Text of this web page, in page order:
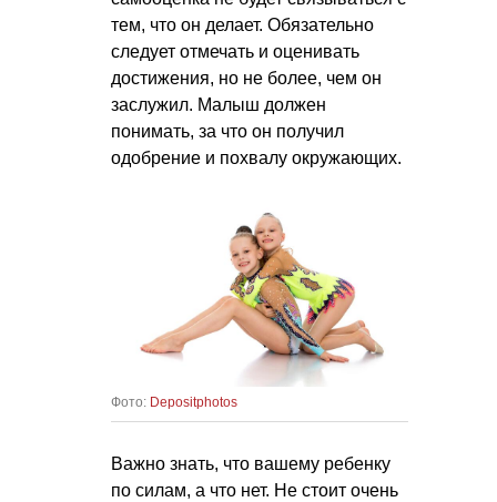
тем, что он делает. Обязательно
следует отмечать и оценивать
достижения, но не более, чем он
заслужил. Малыш должен
понимать, за что он получил
одобрение и похвалу окружающих.
Фото: Depositphotos
Важно знать, что вашему ребенку
по силам, а что нет. Не стоит очень